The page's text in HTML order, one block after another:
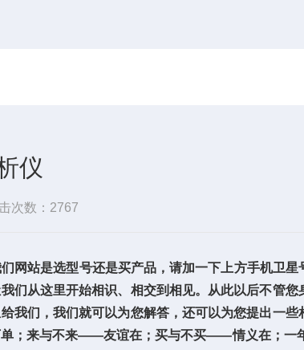
仪
次数：2767
站是选型号还是买产品，请加一下上方手机卫星
们从这里开始相识、相交到相见。从此以后不管
我们，我们就可以为您解答，还可以为您提出一
来与不来——友谊在；买与不买——情义在；一